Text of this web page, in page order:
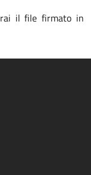
il file firmato in